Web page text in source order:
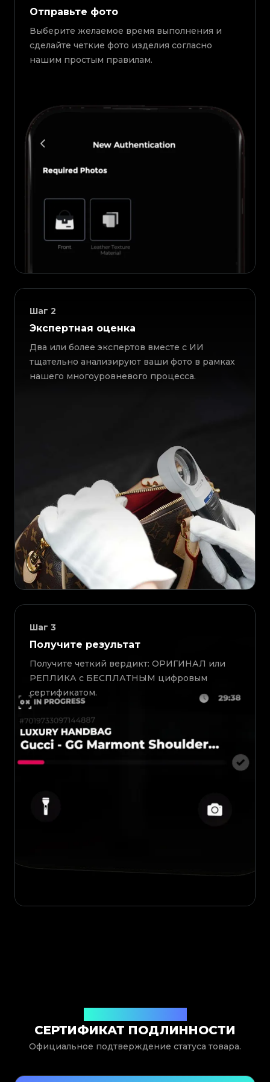
Отправьте фото
Выберите желаемое время выполнения и
сделайте четкие фото изделия согласно
нашим простым правилам.
Шаг 2
Экспертная оценка
Два или более экспертов вместе с ИИ
тщательно анализируют ваши фото в рамках
нашего многоуровневого процесса.
Шаг 3
Получите результат
Получите четкий вердикт: ОРИГИНАЛ или
РЕПЛИКА с БЕСПЛАТНЫМ цифровым
сертификатом.
СЕРТИФИКАТ ПОДЛИННОСТИ
Официальное подтверждение статуса товара.